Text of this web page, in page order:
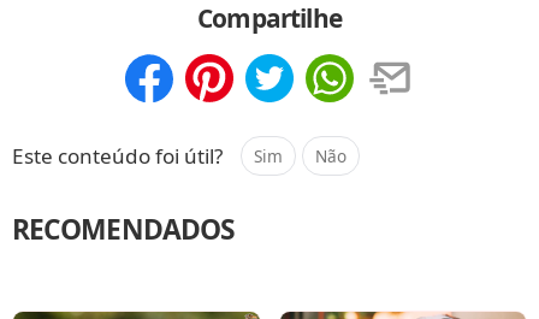
Compartilhe
Este conteúdo foi útil? Sim Não
RECOMENDADOS